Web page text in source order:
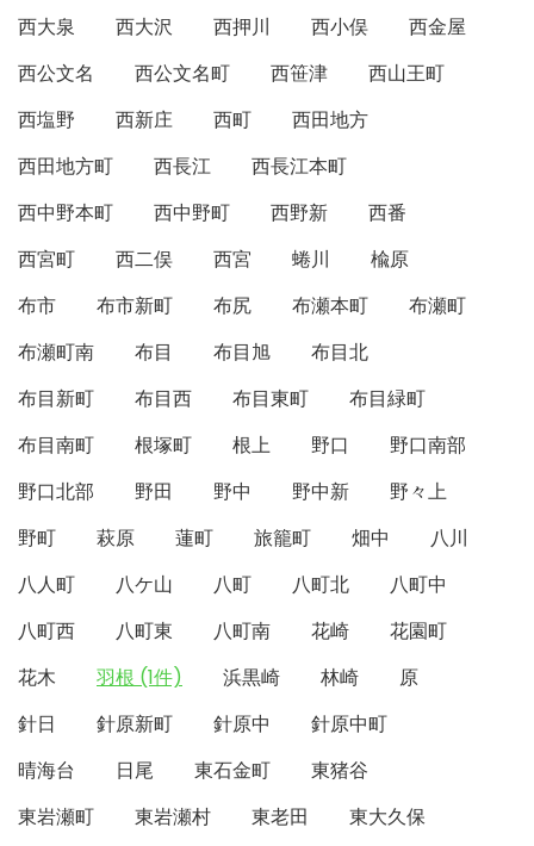
西大泉
西大沢 西押川 西小俣
西金屋
西公文名
西公文名町 西笹津
西山王町
西塩野
西新庄 西町
西田地方
西田地方町
西長江
西長江本町
西中野本町
西中野町 西野新
西番
西宮町
西二俣 西宮 蜷川
楡原
布市
布市新町 布尻 布瀬本町
布瀬町
布瀬町南
布目 布目旭
布目北
布目新町
布目西 布目東町
布目緑町
布目南町
根塚町 根上 野口
野口南部
野口北部
野田 野中 野中新
野々上
野町
萩原 蓮町 旅籠町 畑中
八川
八人町
八ケ山 八町 八町北
八町中
八町西
八町東 八町南 花崎
花園町
花木
羽根 (1件) 浜黒崎 林崎
原
針日
針原新町 針原中
針原中町
晴海台
日尾 東石金町
東猪谷
東岩瀬町
東岩瀬村 東老田 東大久保